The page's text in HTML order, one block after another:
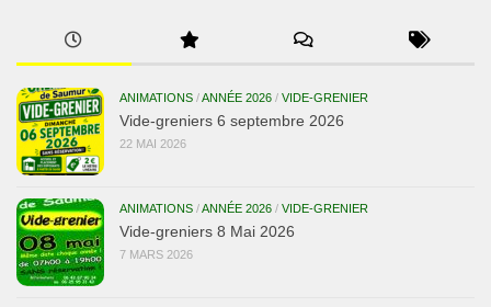
ANIMATIONS /ANNÉE 2026 / VIDE-GRENIER
Vide-greniers 6 septembre 2026
22 MAI 2026
ANIMATIONS /ANNÉE 2026 / VIDE-GRENIER
Vide-greniers 8 Mai 2026
7 MARS 2026